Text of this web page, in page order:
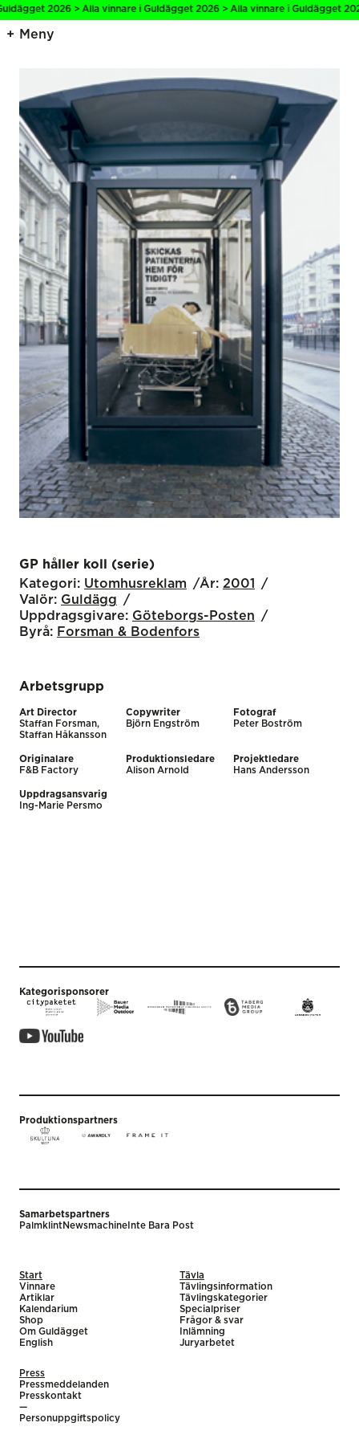
2026 > Alla vinnare i Guldägget 2026 > Alla vinnare i Guldägget
Meny
GP håller koll (serie)
Kategori: Utomhus­reklam År: 2001
Valör: Guldägg
Uppdragsgivare: Göteborgs-Posten
Byrå: Forsman & Bodenfors
Arbetsgrupp
Art Director
Staffan Forsman,
Staffan Håkansson
Copywriter
Björn Engström
Fotograf
Peter Boström
Originalare
F&B Factory
Produktionsledare
Alison Arnold
Projektledare
Hans Andersson
Uppdragsansvarig
Ing-Marie Persmo
Kategorisponsorer
Produktionspartners
Samarbetspartners
PalmklintNewsmachine Inte Bara Post
Start
Vinnare
Artiklar
Kalendarium
Shop
Om Guldägget
English
Tävla
Tävlingsinformation
Tävlingskategorier
Specialpriser
Frågor & svar
Inlämning
Juryarbetet
Press
Pressmeddelanden
Presskontakt
—
Personuppgiftspolicy